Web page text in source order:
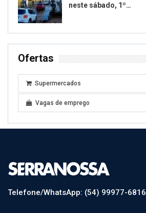
neste sábado, 1º…
Ofertas
Supermercados
Vagas de emprego
Telefone/WhatsApp: (54) 99977-6816